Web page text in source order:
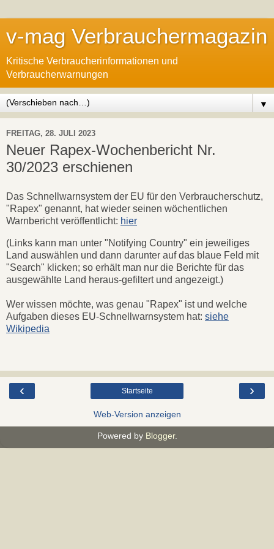
v-mag Verbrauchermagazin
Kritische Verbraucherinformationen und
Verbraucherwarnungen
▼
FREITAG, 28. JULI 2023
Neuer Rapex-Wochenbericht Nr.
30/2023 erschienen
Das Schnellwarnsystem der EU für den Verbraucherschutz,
"Rapex" genannt, hat wieder seinen wöchentlichen
Warnbericht veröffentlicht: hier
(Links kann man unter "Notifying Country" ein jeweiliges
Land auswählen und dann darunter auf das blaue Feld mit
"Search" klicken; so erhält man nur die Berichte für das
ausgewählte Land heraus-gefiltert und angezeigt.)
Wer wissen möchte, was genau "Rapex" ist und welche
Aufgaben dieses EU-Schnellwarnsystem hat: siehe
Wikipedia
‹ ›
Startseite
Web-Version anzeigen
Powered by Blogger.